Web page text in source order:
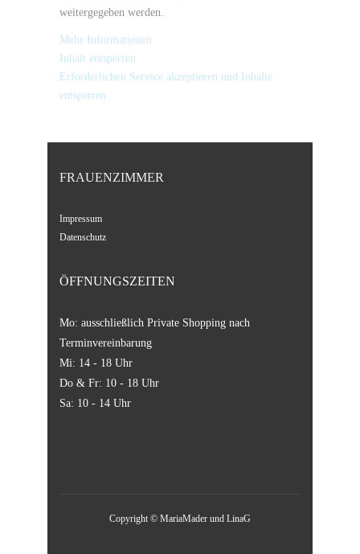
weitergegeben werden.
Mehr Informationen
Inhalt entsperren
Erforderlichen Service akzeptieren und Inhalte
entsperren
FRAUENZIMMER
Impressum
Datenschutz
ÖFFNUNGSZEITEN
Mo: ausschließlich Private Shopping nach
Terminvereinbarung
Mi: 14 - 18 Uhr
Do & Fr: 10 - 18 Uhr
Sa: 10 - 14 Uhr
Copyright © MariaMader und LinaG